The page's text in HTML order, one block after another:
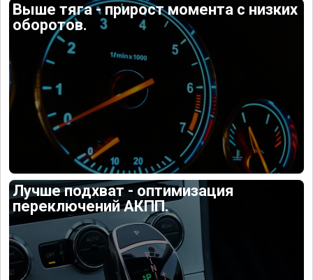
Выше тяга - прирост момента с низких
оборотов.
Лучше подхват - оптимизация
переключений АКПП.